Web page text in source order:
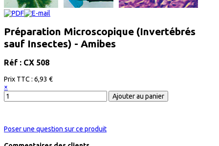
Préparation Microscopique (Invertébrés
sauf Insectes) - Amibes
Réf : CX 508
Prix ​​TTC : 6,93 €
×
Poser une question sur ce produit